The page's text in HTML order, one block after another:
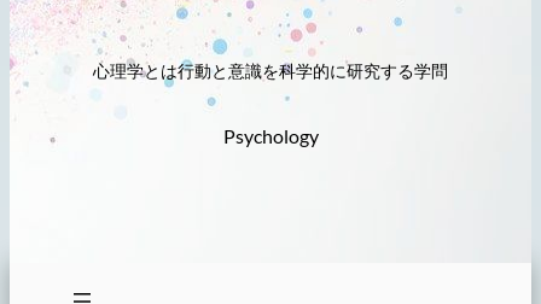
心理学とは行動と意識を科学的に研究する学問
Psychology